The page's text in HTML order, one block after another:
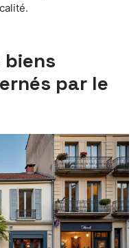
biens
par le